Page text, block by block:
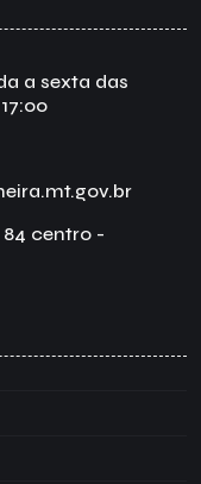
a sexta das
centro -